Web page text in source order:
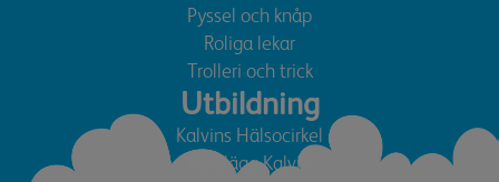
Pyssel och knåp
Roliga lekar
Trolleri och trick
Utbildning
Kalvins Hälsocirkel
Färglägg Kalvin